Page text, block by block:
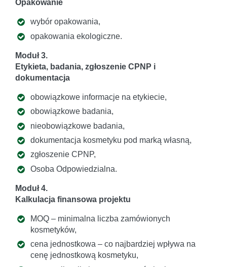
Opakowanie
wybór opakowania,
opakowania ekologiczne.
Moduł 3.
Etykieta, badania, zgłoszenie CPNP i
dokumentacja
obowiązkowe informacje na etykiecie,
obowiązkowe badania,
nieobowiązkowe badania,
dokumentacja kosmetyku pod marką własną,
zgłoszenie CPNP,
Osoba Odpowiedzialna.
Moduł 4.
Kalkulacja finansowa projektu
MOQ – minimalna liczba zamówionych
kosmetyków,
cena jednostkowa – co najbardziej wpływa na
cenę jednostkową kosmetyku,